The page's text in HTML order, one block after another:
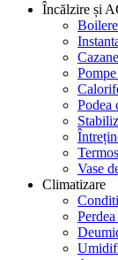
Încălzire și
Boilere
Cazane
Podea
Vase
Climatizare